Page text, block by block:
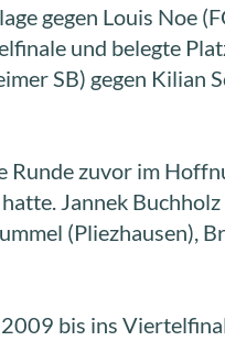
gegen Louis Noe
und belegte
SB) gegen Kilian
zuvor im
Jannek
(Pliezhausen),
bis ins